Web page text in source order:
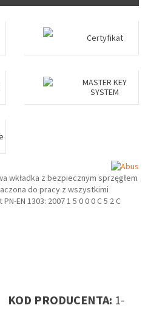
Certyfikat
MASTER KEY
SYSTEM
wkładka z bezpiecznym sprzęgłem
do pracy z wszystkimi
EN 1303: 2007 1 5 0 0 0 C 5 2 C
KOD PRODUCENTA: 1-